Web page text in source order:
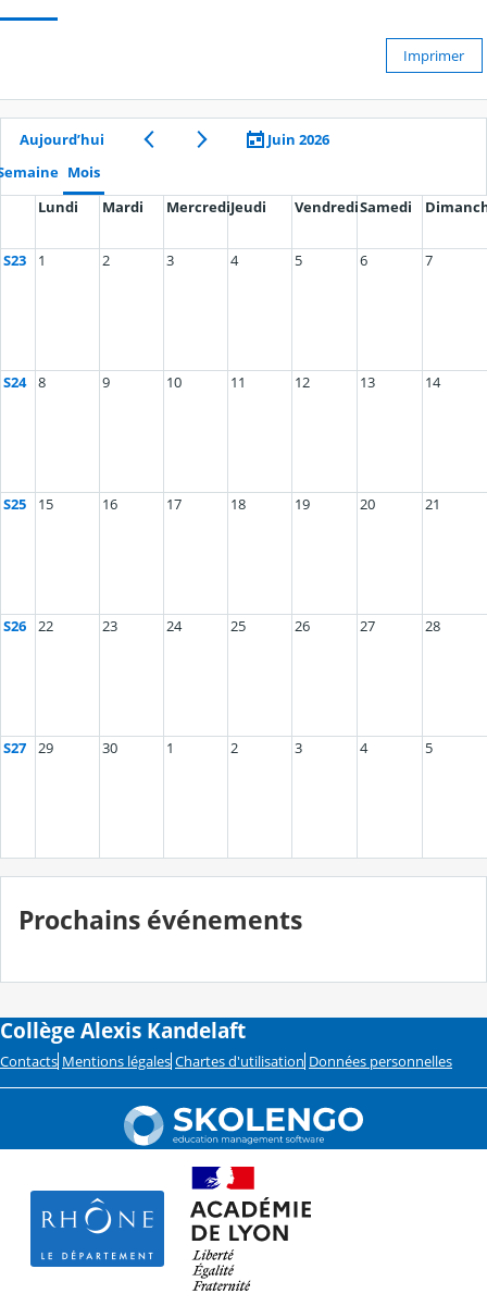
Imprimer
Aujourd’hui
Juin 2026
Mois
Lundi
Mardi MercrediJeudi VendrediSamedi
S23 1 2 3 4 5 6 7
S24 8 9 10 11 12 13 14
S25 15 16 17 18 19 20 21
S26 22 23 24 25 26 27 28
S27 29 30 1 2 3 4 5
Prochains événements
Collège Alexis Kandelaft
Contacts Mentions légales Chartes d'utilisation Données personnelles